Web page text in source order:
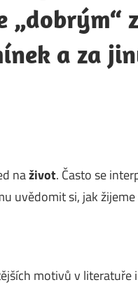
a za
naživot. Často se
uvědomit si, jak
motivů v